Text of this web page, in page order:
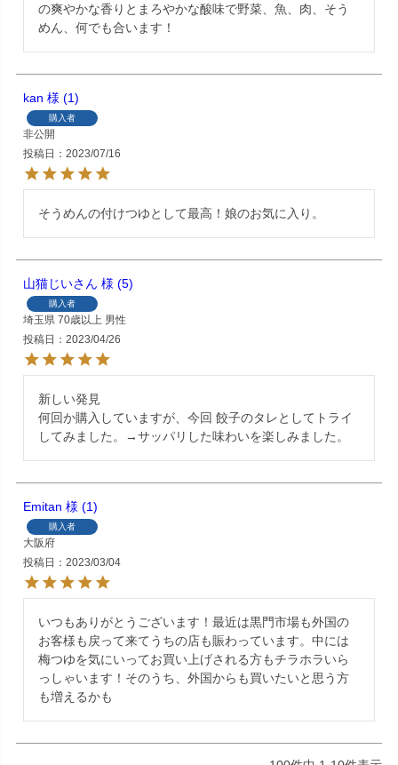
の爽やかな香りとまろやかな酸味で野菜、魚、肉、そう
めん、何でも合います！
kan 1
購入者
非公開
投稿日
2023/07/16
そうめんの付けつゆとして最高！娘のお気に入り。
山猫じいさん 5
購入者
埼玉県 70歳以上 男性
投稿日
2023/04/26
新しい発見
何回か購入していますが、今回 餃子のタレとしてトライ
してみました。→サッパリした味わいを楽しみました。
Emitan 1
購入者
大阪府
投稿日
2023/03/04
いつもありがとうございます！最近は黒門市場も外国の
お客様も戻って来てうちの店も賑わっています。中には
梅つゆを気にいってお買い上げされる方もチラホラいら
っしゃいます！そのうち、外国からも買いたいと思う方
も増えるかも